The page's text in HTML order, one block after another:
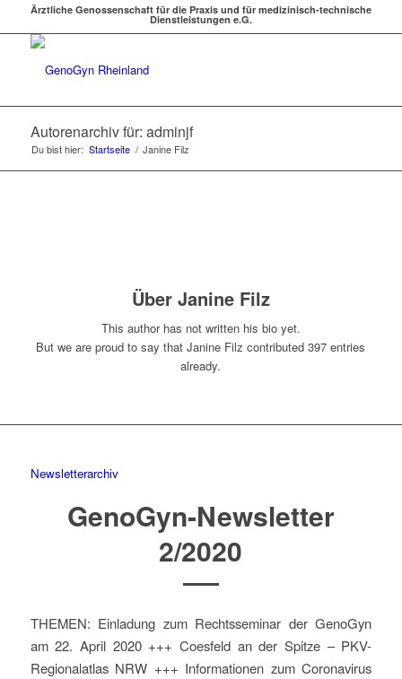
Ärztliche Genossenschaft für die Praxis und für medizinisch-technische
Dienstleistungen e.G.
Autorenarchiv für: adminjf
Du bist hier: Startseite / Janine Filz
Über Janine Filz
This author has not written his bio yet.
But we are proud to say thatJanine Filz contributed 397 entries
already.
Newsletterarchiv
GenoGyn-Newsletter
2/2020
THEMEN: Einladung zum Rechtsseminar der GenoGyn
am 22. April 2020 +++ Coesfeld an der Spitze – PKV-
Regionalatlas NRW +++ Informationen zum Coronavirus